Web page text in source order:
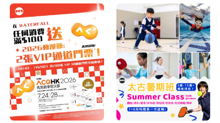
價上堂優惠！
https://waterfall.com.hk/product/one-
membership/
DM 我哋查詢更多詳情：
https://wa.me/85284901454
#waterfallsportsandwellness
#taikoo #太古 #奧運 #團體課
Fitness Class)
x10
今個月等你慢慢試、玩到盡，
再揀自己最鍾意嘅運動！仲唔
襯暑假同屋企人、朋友玩盡佢
？
THE ONE 會籍：
一個會籍玩齊 10+ 種運動
會員價 Book 場打波
地點方便 — 全線會所位於
市中心
隨時更改、彈性調整或取消
Waterfall 奧運會所全新 FIBA
認證 3×3 籃球場
會員限定場
地，限時開放
非會員預約